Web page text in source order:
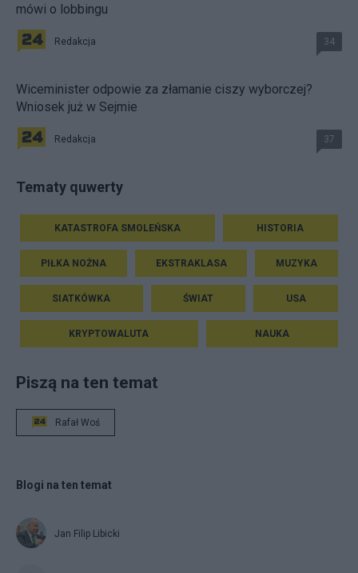
mówi o lobbingu
Redakcja 34
Wiceminister odpowie za złamanie ciszy wyborczej?
Wniosek już w Sejmie
Redakcja 37
Tematy quwerty
KATASTROFA SMOLEŃSKA HISTORIA
PIŁKA NOŻNA EKSTRAKLASA MUZYKA
SIATKÓWKA ŚWIAT USA
KRYPTOWALUTA NAUKA
Piszą na ten temat
Rafał Woś
Blogi na ten temat
Jan Filip Libicki